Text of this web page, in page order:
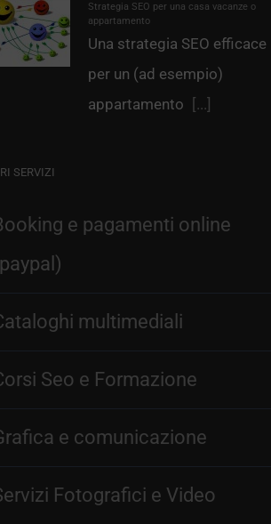
Strategia SEO per una casa vacanze o
appartamento
Una strategia SEO efficace
per un (ad esempio)
appartamento
[...]
SERVIZI
e pagamenti online
multimediali
Seo e Formazione
e comunicazione
Fotografici e Video